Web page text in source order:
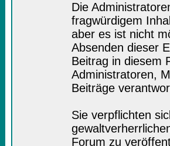
Die
fragwürdigem
aber es ist nicht
Absenden dieser
Beitrag in diesem
Administratoren,
Beiträge
Sie verpflichten
Forum zu